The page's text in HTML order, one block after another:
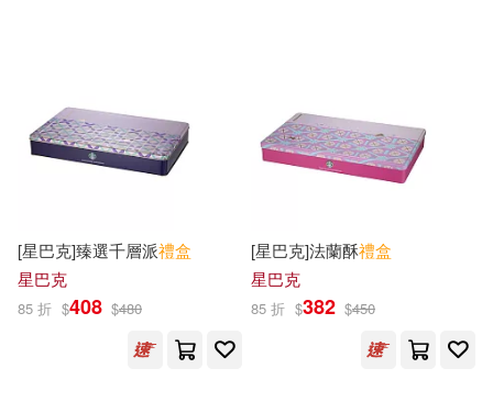
余治瑩，白米等(2)
幾米(2)
新雅兒童教育研究中心(2)
Universal(5)
北京出版社(5) 時報出版(5)
浙江少年兒童出版社(5)
一個月內上市新品(331)
電子書
適合平板閱讀(1)
[星巴克]臻選千層派禮盒
星巴克
85 折 $408 $480
[星巴克]法蘭酥禮盒
星巴克
85 折 $382 $450